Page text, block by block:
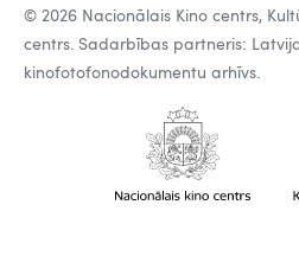
© 2026 Nacionālais Kino centrs,
centrs. Sadarbības partneris:
kinofotofonodokumentu arhīvs.